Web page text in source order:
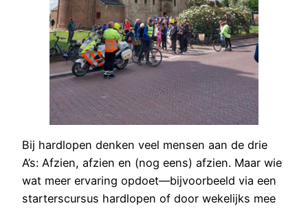
Bij hardlopen denken veel mensen aan de drie
A’s: Afzien, afzien en (nog eens) afzien. Maar wie
wat meer ervaring opdoet—bijvoorbeeld via een
starterscursus hardlopen of door wekelijks mee